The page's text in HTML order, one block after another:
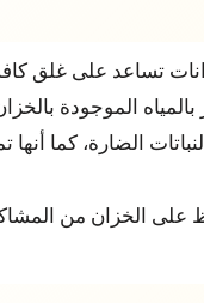
تساعد على غلق
بالمياه الموجودة
الضارة، كما أنها
على الخزان من